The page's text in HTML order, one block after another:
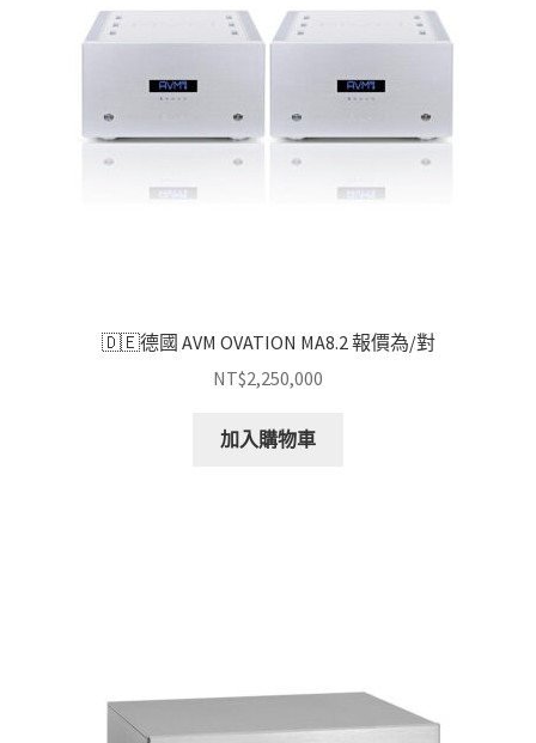
🇩🇪德國 AVM OVATION MA8.2 報價為/對
NT$2,250,000
加入購物車